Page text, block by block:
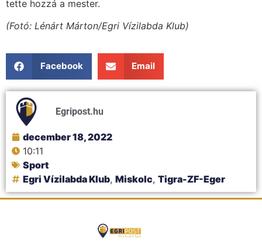
tette hozzá a mester.
(Fotó: Lénárt Márton/Egri Vízilabda Klub)
Facebook Email
Egripost.hu
december 18, 2022
10:11
Sport
Egri Vízilabda Klub, Miskolc, Tigra-ZF-Eger